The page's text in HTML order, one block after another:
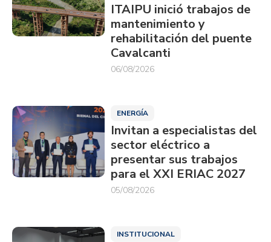
ITAIPU inició trabajos de
mantenimiento y
rehabilitación del puente
Cavalcanti
06/08/2026
ENERGÍA
Invitan a especialistas del
sector eléctrico a
presentar sus trabajos
para el XXI ERIAC 2027
05/08/2026
INSTITUCIONAL